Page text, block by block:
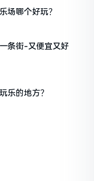
场哪个好玩？
条街-又便宜又好
乐的地方？